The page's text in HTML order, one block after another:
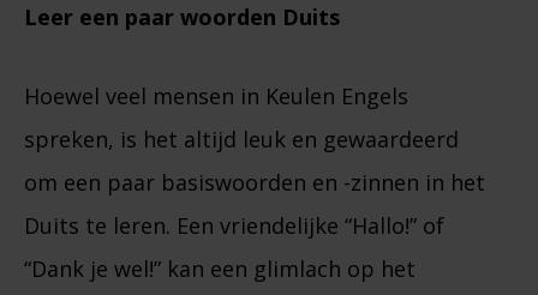
Leer een paar woorden Duits
Hoewel veel mensen in Keulen Engels
spreken, is het altijd leuk en gewaardeerd
om een paar basiswoorden en -zinnen in het
Duits te leren. Een vriendelijke “Hallo!” of
“Dank je wel!” kan een glimlach op het